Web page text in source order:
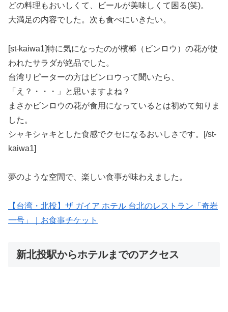
どの料理もおいしくて、ビールが美味しくて困る(笑)。
大満足の内容でした。次も食べにいきたい。
[st-kaiwa1]特に気になったのが檳榔（ビンロウ）の花が使
われたサラダが絶品でした。
台湾リピーターの方はビンロウって聞いたら、
「え？・・・」と思いますよね？
まさかビンロウの花が食用になっているとは初めて知りま
した。
シャキシャキとした食感でクセになるおいしさです。[/st-
kaiwa1]
夢のような空間で、楽しい食事が味わえました。
【台湾・北投】ザ ガイア ホテル 台北のレストラン「奇岩
一号」｜お食事チケット
新北投駅からホテルまでのアクセス